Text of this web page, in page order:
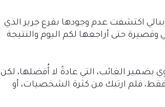
ببالي اكتشفت عدم وجودها بفرع جرير الذي
وقصيرة حتى أراجعها لكم اليوم والنتيجة
بضمير الغائب، التي عادةً لا أُفضلها، لكن
فلم ارتبك من كثرة الشخصيات، أو